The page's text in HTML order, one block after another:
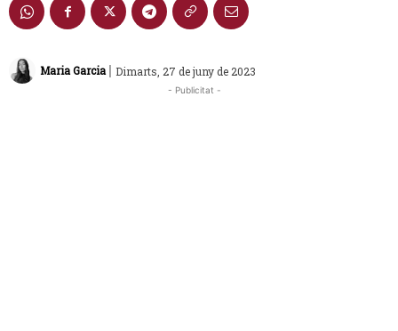
Maria Garcia | Dimarts, 27 de juny de 2023
- Publicitat -